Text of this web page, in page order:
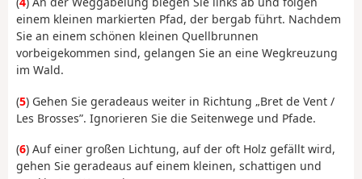
einem kleinen markierten Pfad, der bergab führt. Nachdem
Sie an einem schönen kleinen Quellbrunnen
vorbeigekommen sind, gelangen Sie an eine Wegkreuzung
im Wald.
(5) Gehen Sie geradeaus weiter in Richtung „Bret de Vent /
Les Brosses”. Ignorieren Sie die Seitenwege und Pfade.
(6) Auf einer großen Lichtung, auf der oft Holz gefällt wird,
gehen Sie geradeaus auf einem kleinen, schattigen und